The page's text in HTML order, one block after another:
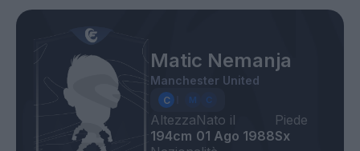
Matic Nemanja
Manchester United
Altezza
194cm
Nato il
01 Ago 1988
Piede
Sx